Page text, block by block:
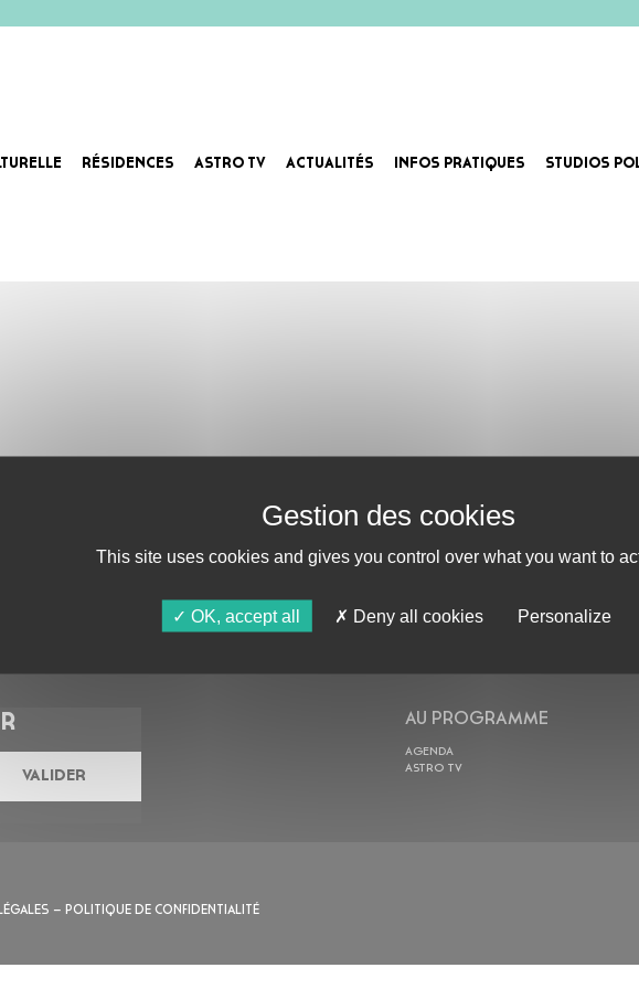
RÉSIDENCES ASTRO TV ACTUALITÉS INFOS PRATIQUES STUDIOS
AU PROGRAMME
AGENDA
ASTRO TV
– POLITIQUE DE CONFIDENTIALITÉ
This site uses cookies and gives you control over what you want to
OK, accept all Deny all cookies Personalize